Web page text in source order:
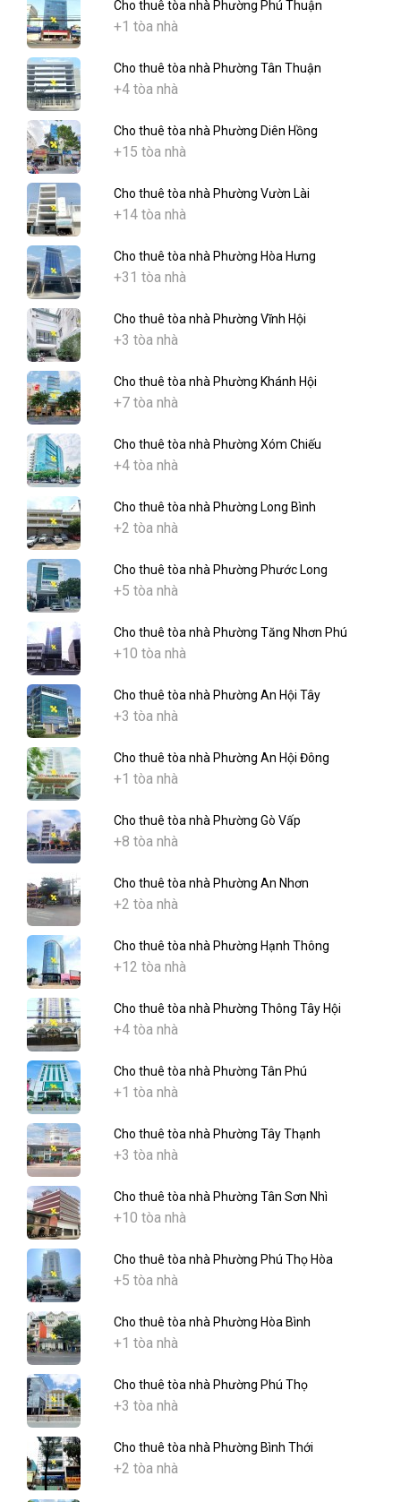
Cho thuê tòa nhà Phường Phú Thuận
+1 tòa nhà
Cho thuê tòa nhà Phường Tân Thuận
+4 tòa nhà
Cho thuê tòa nhà Phường Diên Hồng
+15 tòa nhà
Cho thuê tòa nhà Phường Vườn Lài
+14 tòa nhà
Cho thuê tòa nhà Phường Hòa Hưng
+31 tòa nhà
Cho thuê tòa nhà Phường Vĩnh Hội
+3 tòa nhà
Cho thuê tòa nhà Phường Khánh Hội
+7 tòa nhà
Cho thuê tòa nhà Phường Xóm Chiếu
+4 tòa nhà
Cho thuê tòa nhà Phường Long Bình
+2 tòa nhà
Cho thuê tòa nhà Phường Phước Long
+5 tòa nhà
Cho thuê tòa nhà Phường Tăng Nhơn Phú
+10 tòa nhà
Cho thuê tòa nhà Phường An Hội Tây
+3 tòa nhà
Cho thuê tòa nhà Phường An Hội Đông
+1 tòa nhà
Cho thuê tòa nhà Phường Gò Vấp
+8 tòa nhà
Cho thuê tòa nhà Phường An Nhơn
+2 tòa nhà
Cho thuê tòa nhà Phường Hạnh Thông
+12 tòa nhà
Cho thuê tòa nhà Phường Thông Tây Hội
+4 tòa nhà
Cho thuê tòa nhà Phường Tân Phú
+1 tòa nhà
Cho thuê tòa nhà Phường Tây Thạnh
+3 tòa nhà
Cho thuê tòa nhà Phường Tân Sơn Nhì
+10 tòa nhà
Cho thuê tòa nhà Phường Phú Thọ Hòa
+5 tòa nhà
Cho thuê tòa nhà Phường Hòa Bình
+1 tòa nhà
Cho thuê tòa nhà Phường Phú Thọ
+3 tòa nhà
Cho thuê tòa nhà Phường Bình Thới
+2 tòa nhà